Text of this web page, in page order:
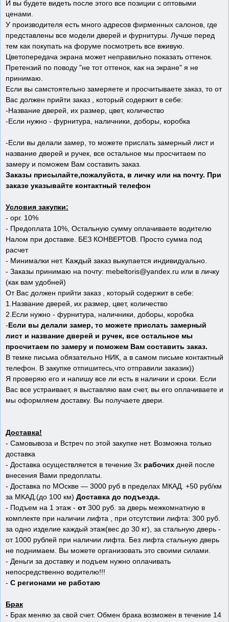
И вы будете видеть после этого все позиции с оптовыми
ценами.
У производителя есть много адресов фирменных салонов, где
представлены все модели дверей и фурнитуры. Лучше перед
тем как покупать на форуме посмотреть все вживую.
Цветопередача экрана может неправильно показать оттенок.
Претензий по поводу "не тот оттенок, как на экране" я не
принимаю.
Если вы самстоятельно замеряете и просчитываете заказ, то от
Вас должен прийти заказ , который содержит в себе:
-Название дверей, их размер, цвет, количество
-Если нужно - фурнитура, наличники, доборы, коробка
-Если вы делали замер, то можете прислать замерный лист и
название дверей и ручек, все остальное мы просчитаем по
замеру и поможем Вам составить заказ.
Заказы присылайте,пожалуйста, в личку или на почту. При
заказе указывайте контактный телефон
Условия закупки:
- орг. 10%
- Предоплата 10%, Остальную сумму оплачиваете водителю
Налом при доставке. БЕЗ КОНВЕРТОВ. Просто сумма под
расчет
- Минималки нет. Каждый заказ выкупается индивидуально.
- Заказы принимаю на почту: mebeltoris@yandex.ru или в личку
(как вам удобней)
От Вас должен прийти заказ , который содержит в себе:
1.Название дверей, их размер, цвет, количество
2.Если нужно - фурнитура, наличники, доборы, коробка
-Если вы делали замер, то можете прислать замерный
лист и название дверей и ручек, все остальное мы
просчитаем по замеру и поможем Вам составить заказ.
В темке письма обязательно НИК, а в самом письме контактный
телефон. В закупке отпишитесь,что отправили заказик))
Я проверяю его и напишу все ли есть в наличии и сроки. Если
Вас все устраивает, я выставляю вам счет, вы его оплачиваете и
мы оформляем доставку. Вы получаете двери.
Доставка!
- Самовывоза и Встреч по этой закупке нет. Возможна только
доставка
- Доставка осуществляется в течение 3х рабочих дней после
внесения Вами предоплаты.
- Доставка по МОскве — 3000 руб в пределах МКАД. +50 руб/км
за МКАД.(до 100 км) Доставка до подъезда.
- Подъем на 1 этаж - от 300 руб. за дверь межкомнатную в
комплекте при наличии лифта , при отсутствии лифта: 300 руб.
за одно изделие каждый этаж(вес до 30 кг), за стальную дверь -
от 1000 рублей при наличии лифта. Без лифта стальную дверь
не поднимаем. Вы можете организовать это своими силами.
- Деньги за доставку и подъем нужно оплачивать
непосредственно водителю!!!
- С регионами не работаю
Брак
- Брак меняю за свой счет. Обмен брака возможен в течение 14